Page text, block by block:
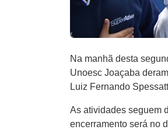
Na manhã desta
Unoesc Joaçaba
Luiz Fernando
As atividades seguem
encerramento será no